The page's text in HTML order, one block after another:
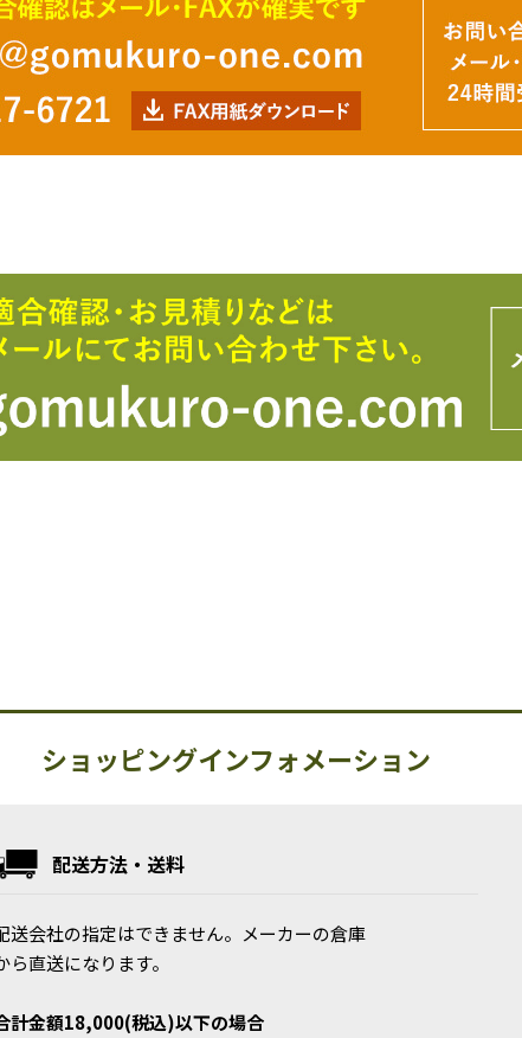
ショッピングインフォメーション
配送方法・送料
送会社の指定はできません。メーカーの倉庫
ら直送になります。
計金額18,000(税込)以下の場合